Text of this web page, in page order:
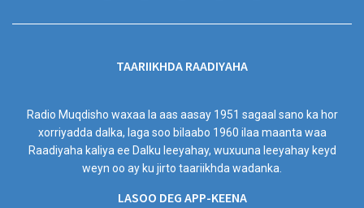
TAARIIKHDA RAADIYAHA
Radio Muqdisho waxaa la aas aasay 1951 sagaal sano ka hor
xorriyadda dalka, laga soo bilaabo 1960 ilaa maanta waa
Raadiyaha kaliya ee Dalku leeyahay, wuxuuna leeyahay keyd
weyn oo ay ku jirto taariikhda wadanka.
LASOO DEG APP-KEENA